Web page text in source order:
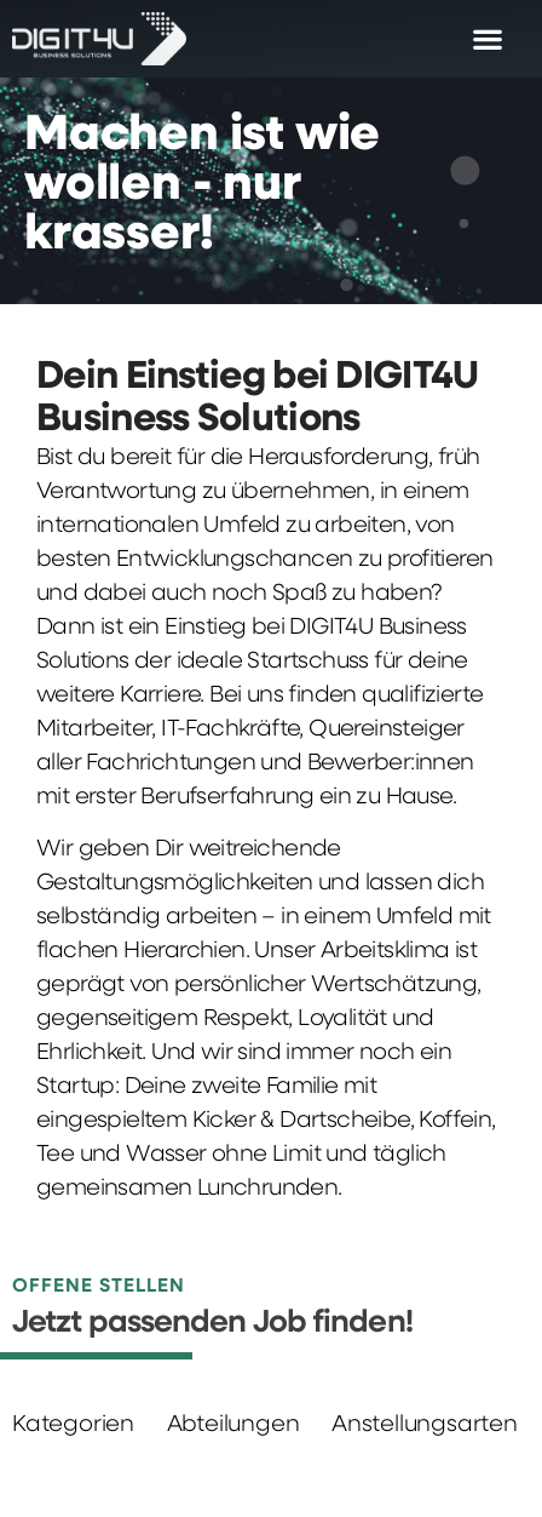
Machen ist wie
wollen - nur
krasser!
Dein Einstieg bei DIGIT4U
Business Solutions
Bist du bereit für die Herausforderung, früh
Verantwortung zu übernehmen, in einem
internationalen Umfeld zu arbeiten, von
besten Entwicklungschancen zu profitieren
und dabei auch noch Spaß zu haben?
Dann ist ein Einstieg bei DIGIT4U Business
Solutions der ideale Startschuss für deine
weitere Karriere. Bei uns finden qualifizierte
Mitarbeiter, IT-Fachkräfte, Quereinsteiger
aller Fachrichtungen und Bewerber:innen
mit erster Berufserfahrung ein zu Hause.
Wir geben Dir weitreichende
Gestaltungsmöglichkeiten und lassen dich
selbständig arbeiten – in einem Umfeld mit
flachen Hierarchien. Unser Arbeitsklima ist
geprägt von persönlicher Wertschätzung,
gegenseitigem Respekt, Loyalität und
Ehrlichkeit. Und wir sind immer noch ein
Startup: Deine zweite Familie mit
eingespieltem Kicker & Dartscheibe, Koffein,
Tee und Wasser ohne Limit und täglich
gemeinsamen Lunchrunden.
OFFENE STELLEN
Jetzt passenden Job finden!
Kategorien Abteilungen Anstellungsarten